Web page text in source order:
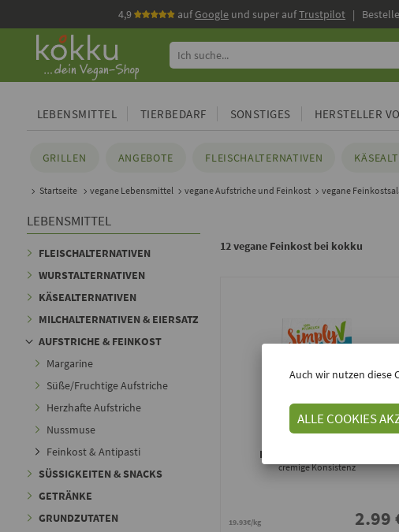
4,9 aufGoogle und super aufTrustpilot |
LEBENSMITTEL TIERBEDARF SONSTIGES HERSTELLER
GRILLEN ANGEBOTE FLEISCHALTERNATIVEN
Startseite vegane Lebensmittel vegane Aufstriche und Feinkost vegane
LEBENSMITTEL
FLEISCHALTERNATIVEN
WURSTALTERNATIVEN
KÄSEALTERNATIVEN
MILCHALTERNATIVEN & EIERSATZ
AUFSTRICHE & FEINKOST
Margarine
Süße/Fruchtige Aufstriche
Herzhafte Aufstriche
Nussmuse
Feinkost & Antipasti
SÜSSIGKEITEN & SNACKS
GETRÄNKE
GRUNDZUTATEN
12 vegane Feinkost bei kokku
Hirte Mild Würzig
cremige Konsistenz
19.93€/kg 2.99
Auch wir nutzen diese
ALLE COOKIES